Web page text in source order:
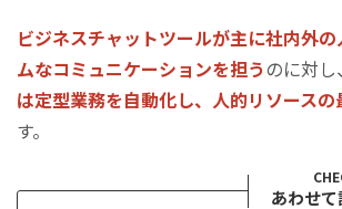
ビジネスチャットツールが主に社内外
ムなコミュニケーションを担う のに対し、
は定型業務を自動化し、人的リソース
す。
あわせ